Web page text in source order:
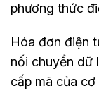
phương thức
Hóa đơn điện
nối chuyển dữ
cấp mã của